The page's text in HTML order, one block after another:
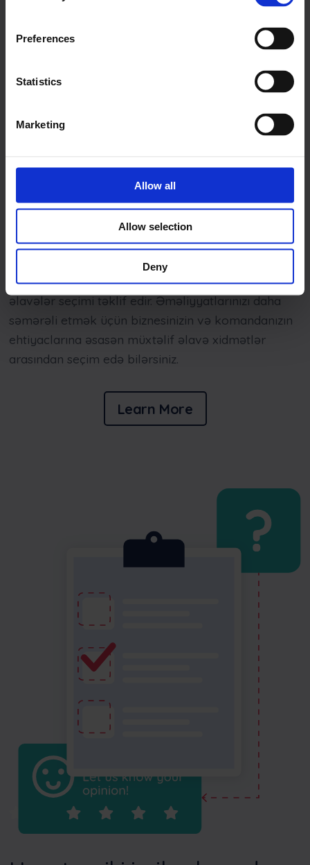
Preferences
Statistics
Marketing
Allow all
Allow selection
Deny
Çoxlu əlavələrlə əməliyyatları
gücləndirin
Frontuxidməti məqsədlərinizə uyğunlaşdıran geniş
əlavələr seçimi təklif edir. Əməliyyatlarınızı daha
səmərəli etmək üçün biznesinizin və komandanızın
ehtiyaclarına əsasən müxtəlif əlavə xidmətlər
arasından seçim edə bilərsiniz.
Learn More